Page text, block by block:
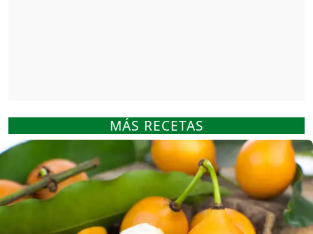
MÁS RECETAS